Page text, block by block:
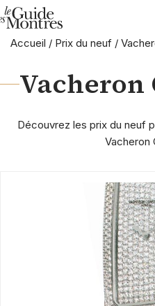
Accueil / Prix du neuf /
Vacheron
Découvrez les prix du neuf
Vacheron